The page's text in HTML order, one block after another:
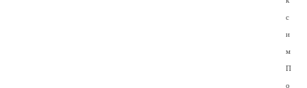
с
и
м
П
о